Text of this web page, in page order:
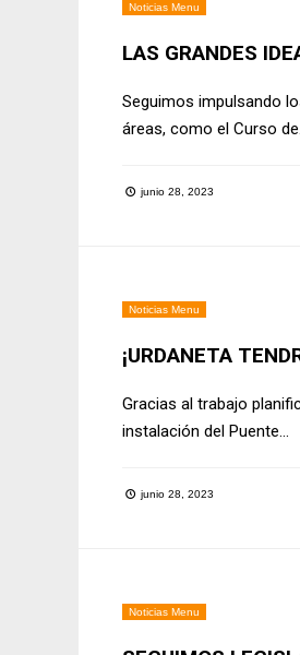
Noticias Menu
LAS GRANDES
Seguimos impulsando
áreas, como el Curso de
junio 28, 2023
Noticias Menu
¡URDANETA
Gracias al trabajo
instalación del Puente...
junio 28, 2023
Noticias Menu